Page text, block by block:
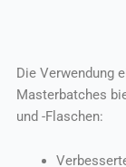
Die Verwendung
Masterbatches
und -Flaschen: